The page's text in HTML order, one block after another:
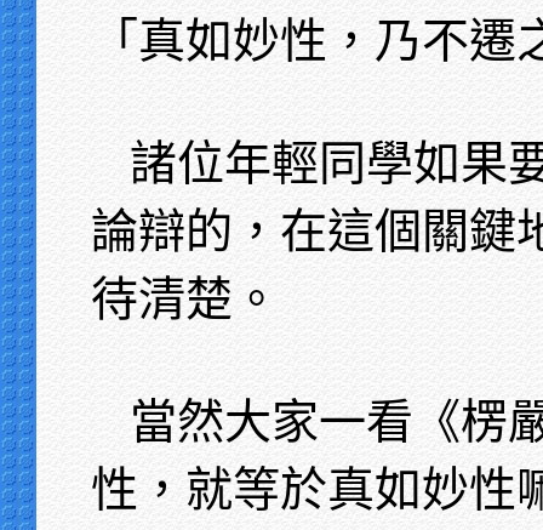
「真如妙性，乃不
諸位年輕同學如果
論辯的，在這個關鍵
待清楚。
當然大家一看《楞
性，就等於真如妙性